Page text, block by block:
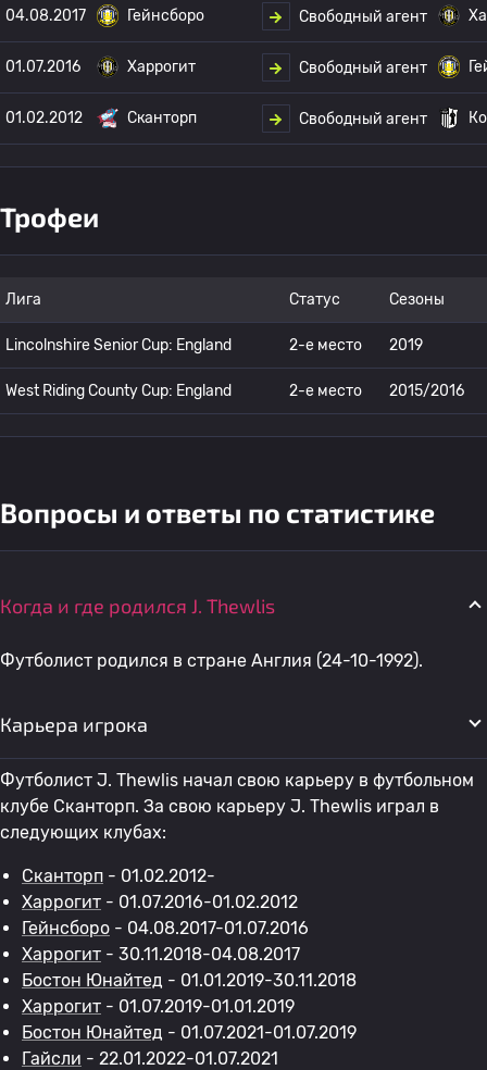
04.08.2017 Гейнсборо Свободный агент
01.07.2016 Харрогит Свободный агент
01.02.2012 Сканторп Свободный агент
Трофеи
Лига Статус Сезоны
Lincolnshire Senior Cup: England 2-е место 2019
West Riding County Cup: England 2-е место 2015/2016
Вопросы и ответы по статистике
Когда и где родился J. Thewlis
Футболист родился в стране Англия (24-10-1992).
Карьера игрока
Футболист J. Thewlis начал свою карьеру в футбольном
клубе Сканторп. За свою карьеру J. Thewlis играл в
следующих клубах:
Сканторп - 01.02.2012-
Харрогит - 01.07.2016-01.02.2012
Гейнсборо - 04.08.2017-01.07.2016
Харрогит - 30.11.2018-04.08.2017
Бостон Юнайтед - 01.01.2019-30.11.2018
Харрогит - 01.07.2019-01.01.2019
Бостон Юнайтед - 01.07.2021-01.07.2019
Гайсли - 22.01.2022-01.07.2021